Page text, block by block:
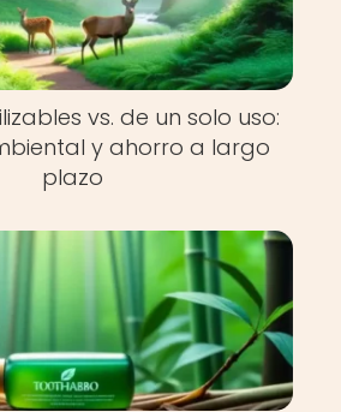
vs. de un solo uso:
y ahorro a largo
plazo